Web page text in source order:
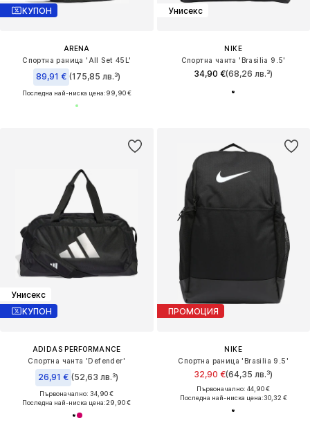
КУПОН
ARENA
Спортна раница 'All Set 45L'
89,91 € (175,85 лв.³)
Последна най-ниска цена:99,90 €
Унисекс
NIKE
Спортна чанта 'Brasilia 9.5'
34,90 €(68,26 лв.³)
Унисекс
КУПОН
ADIDAS PERFORMANCE
Спортна чанта 'Defender'
26,91 € (52,63 лв.³)
Първоначално: 34,90 €
Последна най-ниска цена:29,90 €
ПРОМОЦИЯ
NIKE
Спортна раница 'Brasilia 9.5'
32,90 €(64,35 лв.³)
Първоначално: 44,90 €
Последна най-ниска цена:30,32 €